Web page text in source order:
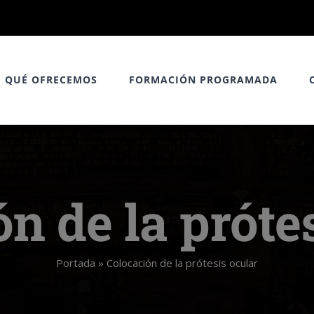
QUÉ OFRECEMOS FORMACIÓN PROGRAMADA
de la
Portada » Colocación de la prótesis ocular